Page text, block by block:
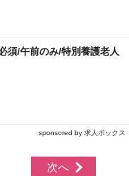
須/午前のみ/特別養護老人
sponsored by 求人ボックス
次へ